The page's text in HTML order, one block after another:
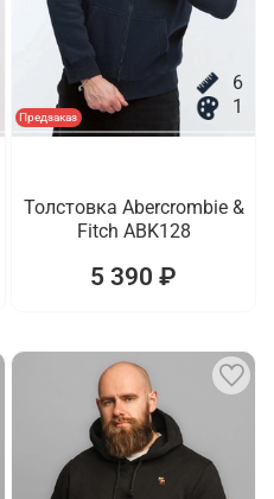
Предзаказ
6
1
Толстовка Abercrombie &
Fitch ABK128
5 390 ₽